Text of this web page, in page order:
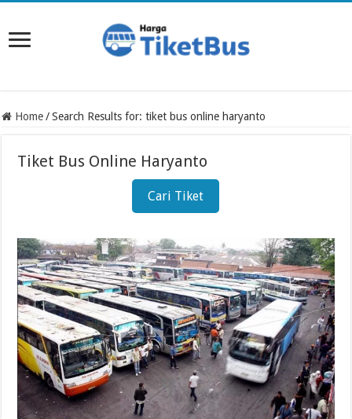
Home / Search Results for: tiket bus online haryanto
Tiket Bus Online Haryanto
Cari Tiket